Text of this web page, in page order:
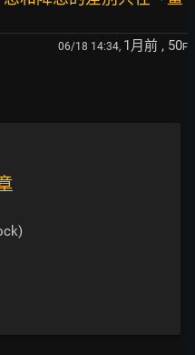
06/18 14:34, 1月前 , 50F